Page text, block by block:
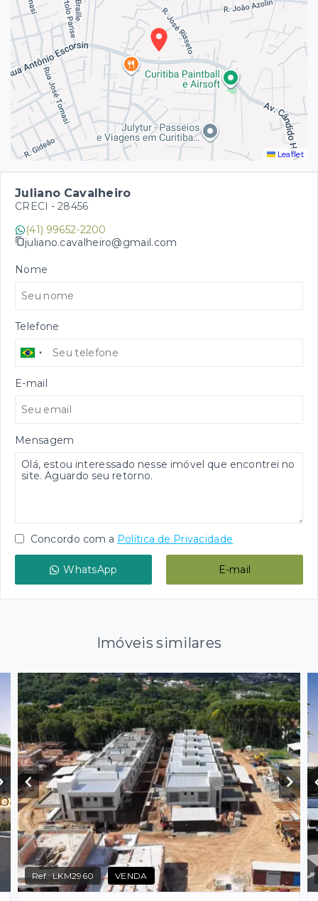
Leaflet
Juliano Cavalheiro
CRECI - 28456
(41) 99652-2200
juliano.cavalheiro@gmail.com
Nome
Telefone
E-mail
Mensagem
Concordo com a Política de Privacidade
WhatsApp E-mail
Imóveis similares
Ref.: LKM2960 VENDA